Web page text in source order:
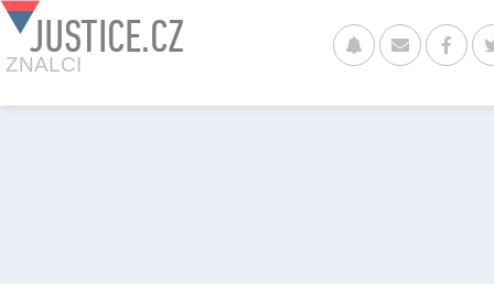
JUSTICE.CZ
ZNALCI